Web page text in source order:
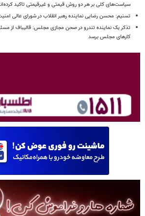
سیاست‌های کلی بر هر دو روش قیمتی و غیرقیمتی تاکید
تسنیم: محسن رضایی نماینده رهبر انقلاب در شورای عالی
تذکر یک نماینده تندرو در صحن مجازی مجلس: قالیباف از
کارهای مجلس برسد